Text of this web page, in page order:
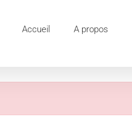
Accueil A propos